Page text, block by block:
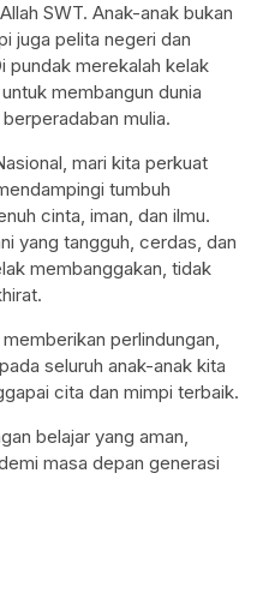
SWT. Anak-anak bukan
juga pelita negeri dan
pundak merekalah kelak
membangun dunia
mulia.
mari kita perkuat
tumbuh
cinta, iman, dan ilmu.
yang tangguh, cerdas, dan
membanggakan, tidak
perlindungan,
seluruh anak-anak kita
cita dan mimpi terbaik.
belajar yang aman,
masa depan generasi